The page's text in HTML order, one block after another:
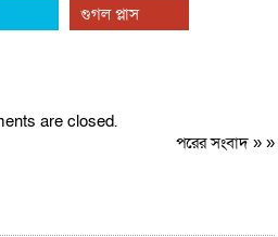
গুগল প্লাস
are closed.
পরের সংবাদ» »